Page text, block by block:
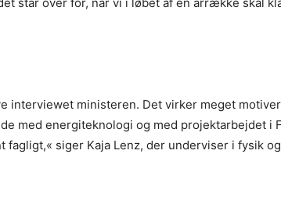
interviewet ministeren. Det virker meget
med energiteknologi og med projektarbejdet i
fagligt,« siger Kaja Lenz, der underviser i fysik